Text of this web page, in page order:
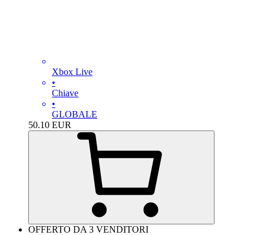
Xbox Live
•
Chiave
•
GLOBALE
50.10 EUR
OFFERTO DA 3 VENDITORI